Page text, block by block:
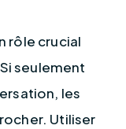
rôle crucial
seulement
les
Utiliser